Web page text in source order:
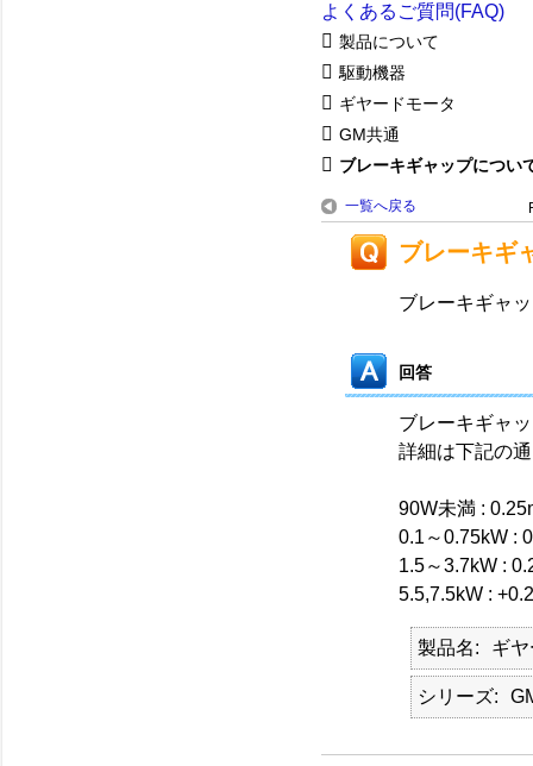
よくあるご質問(FAQ)
製品について
駆動機器
ギヤードモータ
GM共通
ブレーキギャップについ
一覧へ戻る
ブレーキギ
ブレーキギャ
回答
ブレーキギャ
詳細は下記の
90W未満 :
0.1～0.75kW :
1.5～3.7kW :
5.5,7.5kW :
製品名 ギ
シリーズ